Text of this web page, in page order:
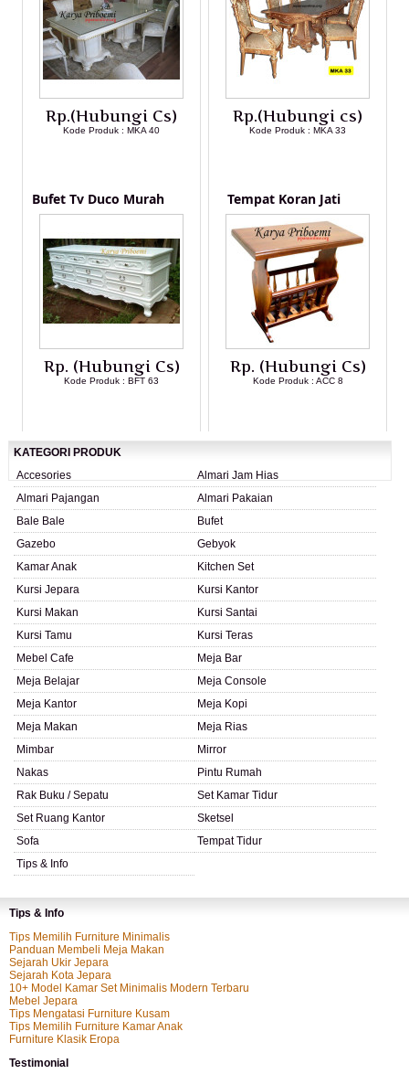
Rp.(Hubungi Cs)
Kode Produk : MKA 40
Rp.(Hubungi cs)
Kode Produk : MKA 33
Bufet Tv Duco Murah
Rp. (Hubungi Cs)
Kode Produk : BFT 63
Tempat Koran Jati
Rp. (Hubungi Cs)
Kode Produk : ACC 8
KATEGORI PRODUK
Accesories
Almari Jam Hias
Almari Pajangan
Almari Pakaian
Bale Bale
Bufet
Gazebo
Gebyok
Kamar Anak
Kitchen Set
Kursi Jepara
Kursi Kantor
Kursi Makan
Kursi Santai
Kursi Tamu
Kursi Teras
Mebel Cafe
Meja Bar
Meja Belajar
Meja Console
Meja Kantor
Meja Kopi
Meja Makan
Meja Rias
Mimbar
Mirror
Nakas
Pintu Rumah
Rak Buku / Sepatu
Set Kamar Tidur
Set Ruang Kantor
Sketsel
Sofa
Tempat Tidur
Tips & Info
Tips & Info
Tips Memilih Furniture Minimalis
Panduan Membeli Meja Makan
Sejarah Ukir Jepara
Sejarah Kota Jepara
10+ Model Kamar Set Minimalis Modern Terbaru
Mebel Jepara
Tips Mengatasi Furniture Kusam
Tips Memilih Furniture Kamar Anak
Furniture Klasik Eropa
Testimonial